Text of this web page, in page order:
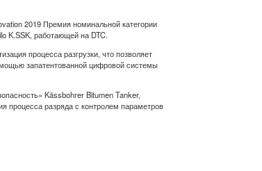
2019 Премия номинальной категории
K.SSK, работающей на DTC.
процесса разгрузки, что позволяет
запатентованной цифровой системы
Kässbohrer Bitumen Tanker,
процесса разряда с контролем параметров